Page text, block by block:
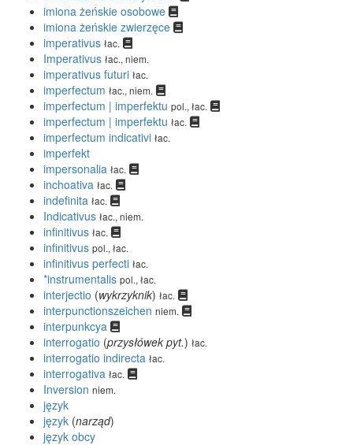
imiona żeńskie osobowe
imiona żeńskie zwierzęce
imperativus łac.
Imperativus łac., niem.
imperativus futuri łac.
imperfectum łac., niem.
imperfectum | imperfektu pol., łac.
imperfectum | imperfektu łac.
imperfectum indicativi łac.
imperfekt
impersonalia łac.
inchoativa łac.
indefinita łac.
Indicativus łac., niem.
infinitivus łac.
infinitivus pol., łac.
infinitivus perfecti łac.
*instrumentalis pol., łac.
interjectio (wykrzyknik) łac.
interpunctionszeichen niem.
interpunkcya
interrogatio (przysłówek pyt.) łac.
interrogatio indirecta łac.
interrogativa łac.
Inversion niem.
język
język (narząd)
język obcy